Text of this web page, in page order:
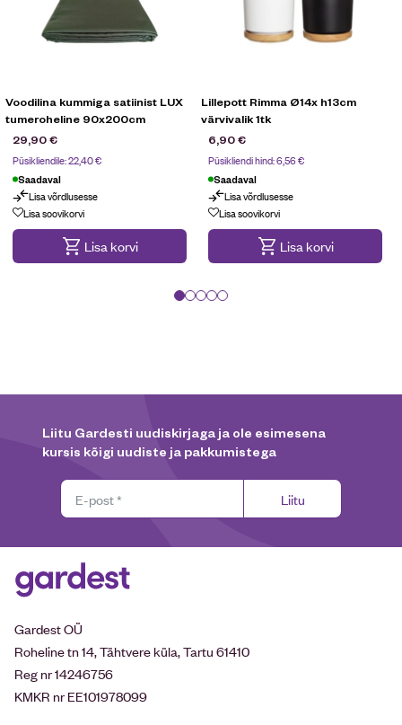
Voodilina kummiga satiinist LUX
tumeroheline 90x200cm
29,90€
Püsikliendile:22,40€
Saadaval
Püsikliendi pakkumine
Lisa võrdlusesse
Lisa soovikorvi
Lisa korvi
Lillepott Rimma Ø14x h13cm
värvivalik 1tk
6,90€
Püsikliendi hind:6,56€
Saadaval
Lisa võrdlusesse
Lisa soovikorvi
Lisa korvi
Liitu Gardesti uudiskirjaga ja ole esimesena
kursis kõigi uudiste ja pakkumistega
Liitu
Gardest OÜ
Roheline tn 14, Tähtvere küla, Tartu 61410
Reg nr 14246756
KMKR nr EE101978099